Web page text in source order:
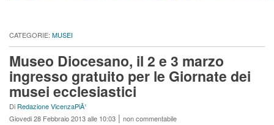
CATEGORIE: MUSEI
Museo Diocesano, il 2 e 3 marzo
ingresso gratuito per le Giornate dei
musei ecclesiastici
Di Redazione VicenzaPiÃ¹
Giovedi 28 Febbraio 2013 alle 10:03 | non commentabile